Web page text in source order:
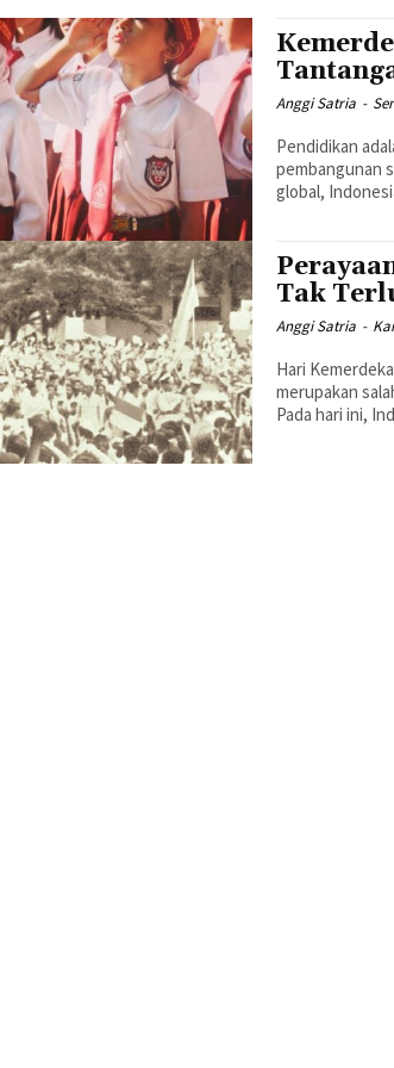
Anggi Satria -
Pendidikan
pembangunan
global,
Tak
Anggi Satria -
Hari
merupakan
Pada hari ini,